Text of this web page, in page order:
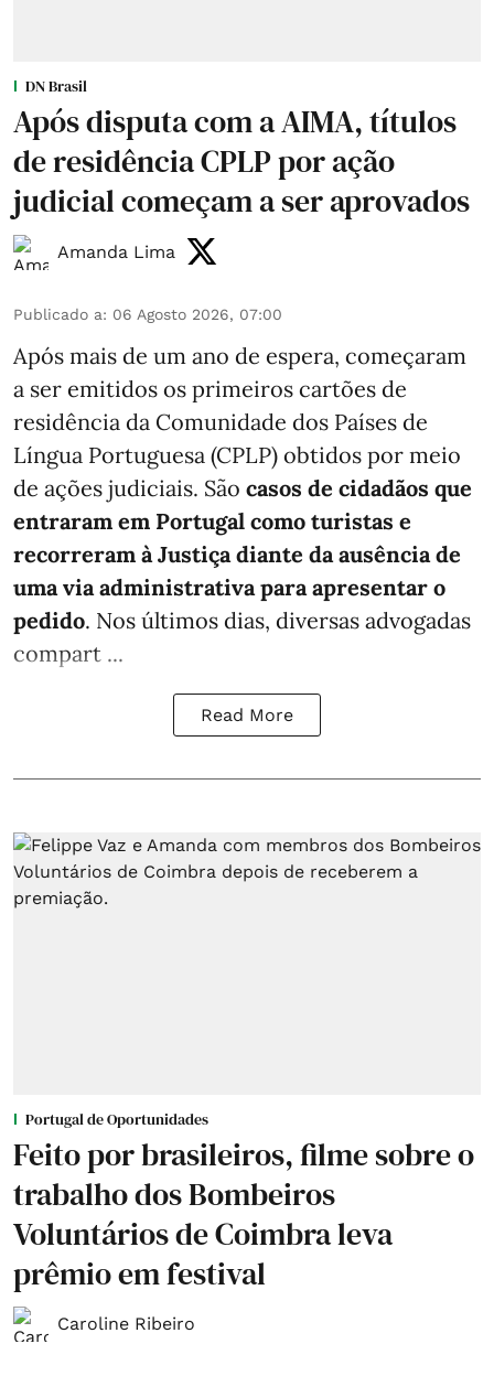
DN Brasil
Após disputa com a AIMA, títulos
de residência CPLP por ação
judicial começam a ser aprovados
Amanda Lima
Publicado a: 06 Agosto 2026, 07:00
Após mais de um ano de espera, começaram
a ser emitidos os primeiros cartões de
residência da Comunidade dos Países de
Língua Portuguesa (CPLP) obtidos por meio
de ações judiciais. São casos de cidadãos que
entraram em Portugal como turistas e
recorreram à Justiça diante da ausência de
uma via administrativa para apresentar o
pedido. Nos últimos dias, diversas advogadas
compart ...
Read More
Portugal de Oportunidades
Feito por brasileiros, filme sobre o
trabalho dos Bombeiros
Voluntários de Coimbra leva
prêmio em festival
Caroline Ribeiro